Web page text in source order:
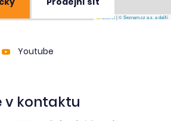
Leaflet|© Seznam.cz a.s. a další
Youtube
v kontaktu